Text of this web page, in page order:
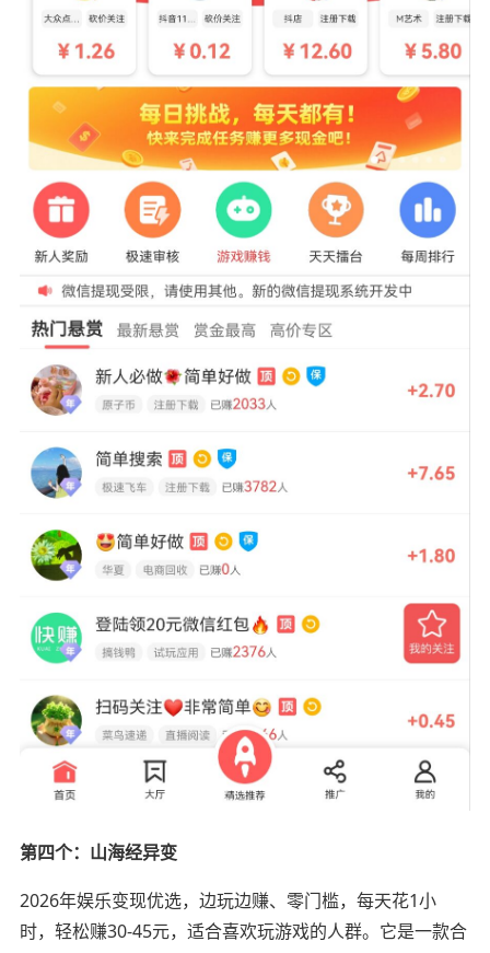
第四个：山海经异变
2026年娱乐变现优选，边玩边赚、零门槛，每天花1小
时，轻松赚30-45元，适合喜欢玩游戏的人群。它是一款合